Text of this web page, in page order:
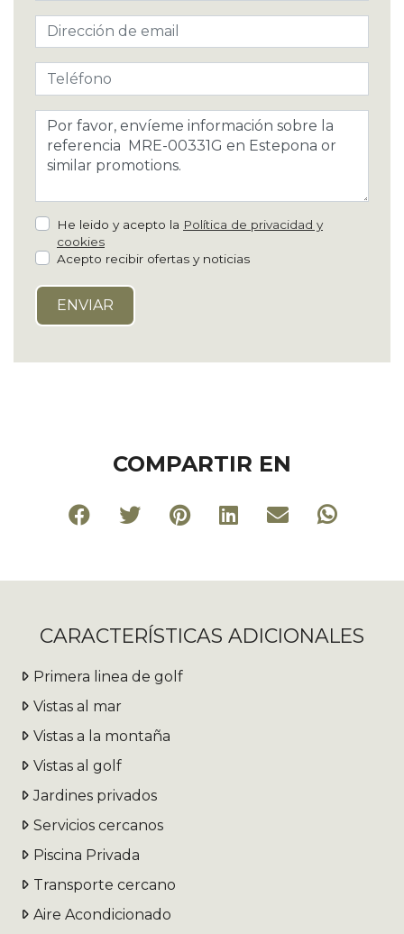
He leido y acepto la Política de privacidad y
cookies
Acepto recibir ofertas y noticias
COMPARTIR EN
CARACTERÍSTICAS ADICIONALES
Primera linea de golf
Vistas al mar
Vistas a la montaña
Vistas al golf
Jardines privados
Servicios cercanos
Piscina Privada
Transporte cercano
Aire Acondicionado